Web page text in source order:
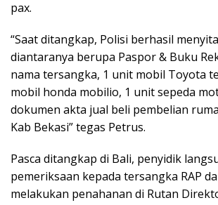
pax.
“Saat ditangkap, Polisi berhasil
diantaranya berupa Paspor & Buku
nama tersangka, 1 unit mobil Toyota
mobil honda mobilio, 1 unit sepeda
dokumen akta jual beli pembelian
Kab Bekasi” tegas Petrus.
Pasca ditangkap di Bali, penyidik
pemeriksaan kepada tersangka RAP
melakukan penahanan di Rutan